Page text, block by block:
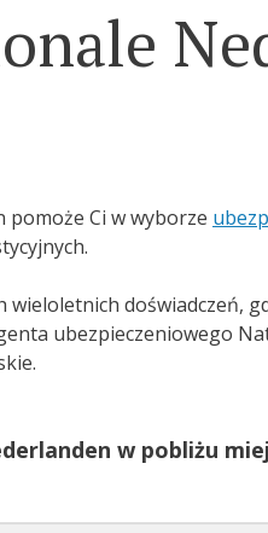
pomoże Ci w wyborze
doświadczeń,
ubezpieczeniowego
w pobliżu